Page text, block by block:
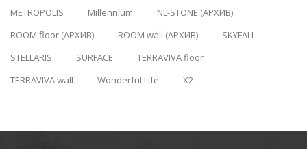
METROPOLIS
Millennium
NL-STONE (АРХИВ)
ROOM floor (АРХИВ)
ROOM wall (АРХИВ)
SKYFALL
STELLARIS
SURFACE
TERRAVIVA floor
TERRAVIVA wall
Wonderful Life X2